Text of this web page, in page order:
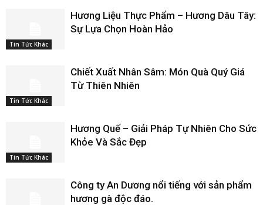
Tin Tức Khác
Hương Liệu Thực Phẩm – Hương Dâu Tây:
Sự Lựa Chọn Hoàn Hảo
Tin Tức Khác
Chiết Xuất Nhân Sâm: Món Quà Quý Giá
Từ Thiên Nhiên
Tin Tức Khác
Hương Quế – Giải Pháp Tự Nhiên Cho Sức
Khỏe Và Sắc Đẹp
Công ty An Dương nổi tiếng với sản phẩm
hương gà độc đáo.